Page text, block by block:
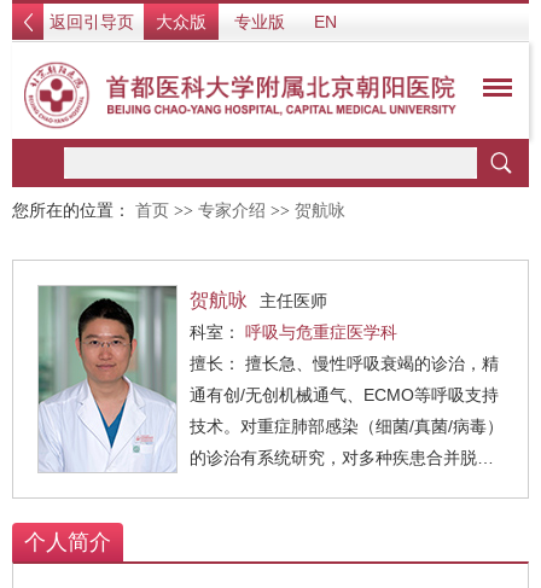
返回引导页 大众版 专业版 EN
您所在的位置： 首页 >> 专家介绍 >> 贺航咏
贺航咏
主任医师
科室： 呼吸与危重症医学科
擅长： 擅长急、慢性呼吸衰竭的诊治，精
通有创/无创机械通气、ECMO等呼吸支持
技术。对重症肺部感染（细菌/真菌/病毒）
的诊治有系统研究，对多种疾患合并脱机
个人简介